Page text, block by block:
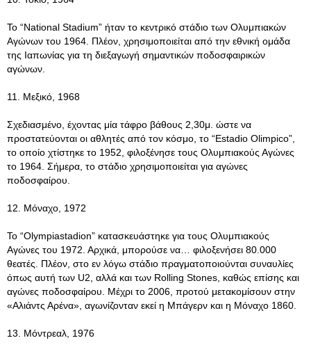
Το “National Stadium” ήταν το κεντρικό στάδιο των Ολυμπιακών
Αγώνων του 1964. Πλέον, χρησιμοποιείται από την εθνική ομάδα
της Ιαπωνίας για τη διεξαγωγή σημαντικών ποδοσφαιρικών
αγώνων.
11. Μεξικό, 1968
Σχεδιασμένο, έχοντας μία τάφρο βάθους 2,30μ. ώστε να
προστατεύονται οι αθλητές από τον κόσμο, το “Estadio Olimpico”,
το οποίο χτίστηκε το 1952, φιλοξένησε τους Ολυμπιακούς Αγώνες
το 1964. Σήμερα, το στάδιο χρησιμοποιείται για αγώνες
ποδοσφαίρου.
12. Μόναχο, 1972
Το “Olympiastadion” κατασκευάστηκε για τους Ολυμπιακούς
Αγώνες του 1972. Αρχικά, μπορούσε να… φιλοξενήσει 80.000
θεατές. Πλέον, στο εν λόγω στάδιο πραγματοποιούνται συναυλίες
όπως αυτή των U2, αλλά και των Rolling Stones, καθώς επίσης και
αγώνες ποδοσφαίρου. Μέχρι το 2006, προτού μετακομίσουν στην
«Αλιάντς Αρένα», αγωνίζονταν εκεί η Μπάγερν και η Μόναχο 1860.
13. Μόντρεαλ, 1976